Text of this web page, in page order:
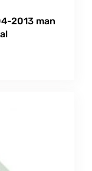
2013 man